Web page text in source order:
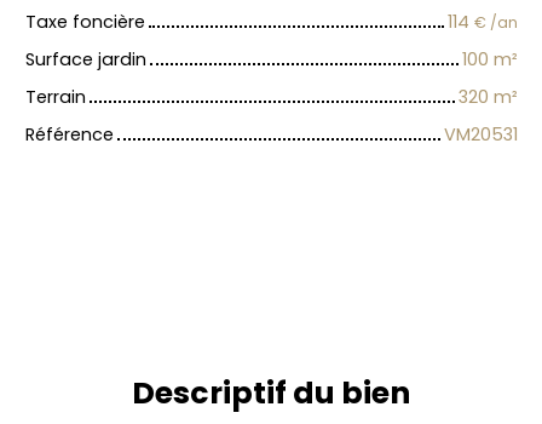
Taxe foncière
114 € /an
Surface jardin 100 m²
Terrain
320 m²
Référence
VM20531
Descriptif du bien